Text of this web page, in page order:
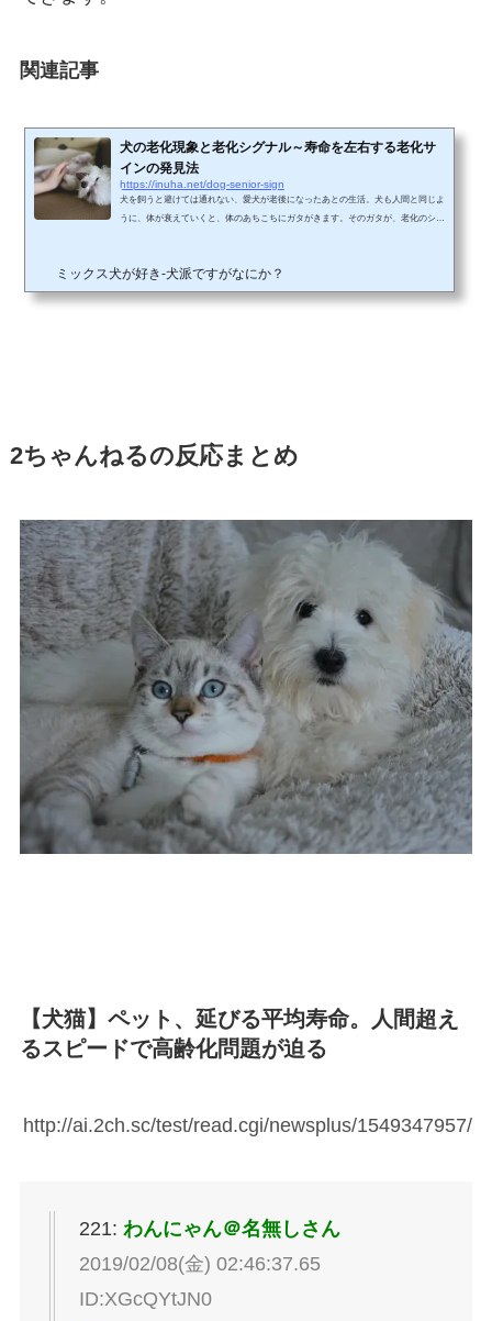
関連記事
犬の老化現象と老化シグナル～寿命を左右する老化サ
インの発見法
https://inuha.net/dog-senior-sign
犬を飼うと避けては通れない、愛犬が老後になったあとの生活。犬も人間と同じよ
うに、体が衰えていくと、体のあちこちにガタがきます。そのガタが、老化のシグ
て、老化を遅らせることができるかもしれません。そんな見た目や仕草でわかる老
化のサインなどをわかりやすく解説します。 避けられない老化と寿命 犬は、7歳く
ミックス犬が好き-犬派ですがなにか？
2ちゃんねるの反応まとめ
【犬猫】ペット、延びる平均寿命。人間超え
るスピードで高齢化問題が迫る
http://ai.2ch.sc/test/read.cgi/newsplus/1549347957/
221: わんにゃん＠名無しさん
2019/02/08(金) 02:46:37.65
ID:XGcQYtJN0